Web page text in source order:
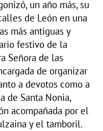
un año más, su
de León en una
más antiguas y
festivo de la
Señora de las
de organizar
a devotos como a
de Santa Nonia,
acompañada por el
y el tamboril.